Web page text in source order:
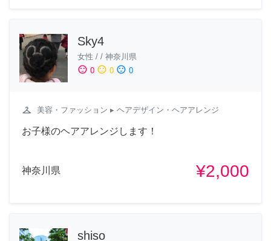
Sky4
女性 / / 神奈川県
sentiment_satisfied 0 sentiment_neutral 0 sentiment_dissatisfied 0
checkroom 美容・ファッション ▸ ヘアデザイン・ヘアアレンジ
お子様のヘアアレンジします！
神奈川県 ¥2,000
shiso